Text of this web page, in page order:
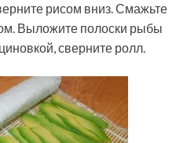
рисом вниз. Смажьте
Выложите полоски рыбы
сверните ролл.